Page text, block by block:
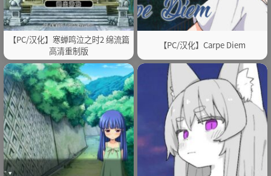
【PC/汉化】寒蝉鸣泣之时2 绵流篇
高清重制版
【PC/汉化】Carpe Diem